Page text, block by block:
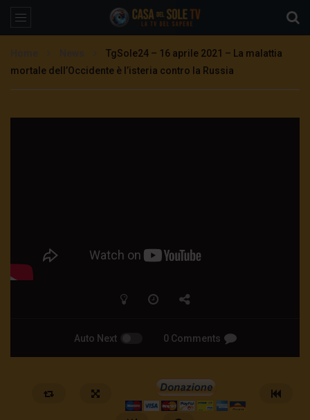
TgSole24 – 16 aprile 2021 – La malattia
mortale dell’Occidente è l’isteria contro la Russia
Auto Next 0 Comments